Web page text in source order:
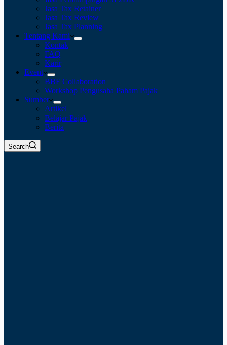
Jasa Tax Retainer
Jasa Tax Review
Jasa Tax Planning
Tentang Kami
Kontak
FAQ
Karir
Event
BBF Collaboration
Workshop Pengusaha Paham Pajak
Sumber
Artikel
Belajar Pajak
Berita
Search